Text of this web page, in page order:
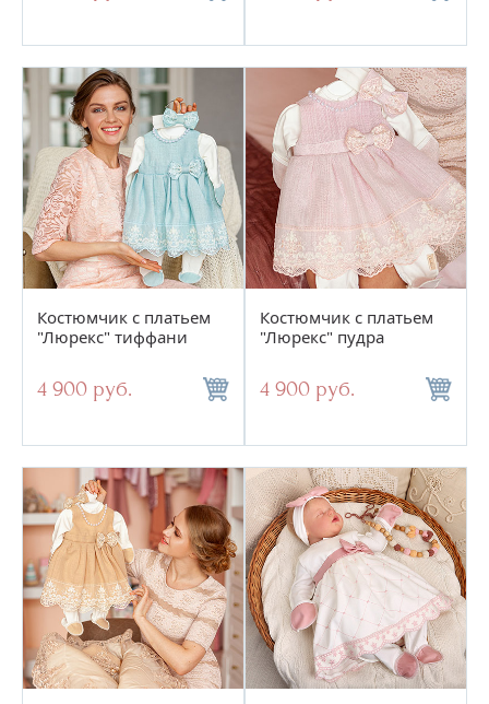
Костюмчик с платьем
"Люрекс" тиффани
4 900 руб.
Костюмчик с платьем
"Люрекс" пудра
4 900 руб.